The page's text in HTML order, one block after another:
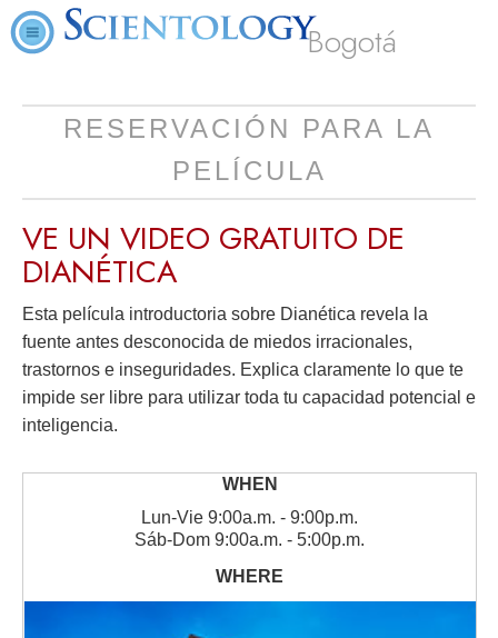
Bogotá
RESERVACIÓN PARA LA
PELÍCULA
VE UN VIDEO GRATUITO DE
DIANÉTICA
Esta película introductoria sobre Dianética revela la
fuente antes desconocida de miedos irracionales,
trastornos e inseguridades. Explica claramente lo que te
impide ser libre para utilizar toda tu capacidad potencial e
inteligencia.
Lun-Vie 9:00a.m. - 9:00p.m.
Sáb-Dom 9:00a.m. - 5:00p.m.